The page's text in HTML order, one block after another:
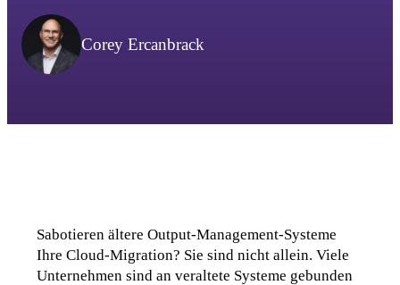
Corey Ercanbrack
Sabotieren ältere Output-Management-Systeme
Ihre Cloud-Migration? Sie sind nicht allein. Viele
Unternehmen sind an veraltete Systeme gebunden